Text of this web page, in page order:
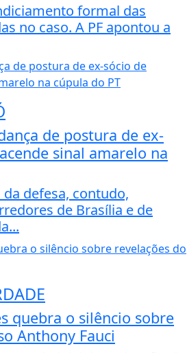
formal das
no caso. A PF apontou a
de postura de ex-
sinal amarelo na
defesa, contudo,
de Brasília e de
quebra o silêncio sobre
Anthony Fauci